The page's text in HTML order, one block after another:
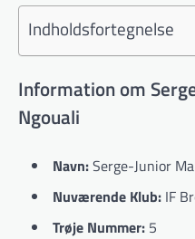
Indholdsfortegnelse
Information om
Ngouali
Navn:Serge-Junior
Nuværende Klub: IF
Trøje Nummer: 5